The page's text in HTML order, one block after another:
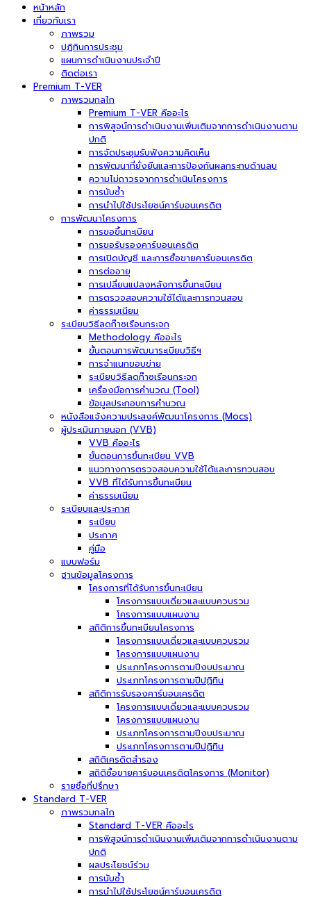
หน้าหลัก
เกี่ยวกับเรา
ภาพรวม
ปฏิทินการประชุม
แผนการดำเนินงานประจำปี
ติดต่อเรา
Premium T-VER
ภาพรวมกลไก
Premium T-VER คืออะไร
การพิสูจน์การดำเนินงานเพิ่มเติมจากการดำเนินงานตาม
ปกติ
การจัดประชุมรับฟังความคิดเห็น
การพัฒนาที่ยั่งยืนและการป้องกันผลกระทบด้านลบ
ความไม่ถาวรจากการดำเนินโครงการ
การนับซ้ำ
การนำไปใช้ประโยชน์คาร์บอนเครดิต
การพัฒนาโครงการ
การขอขึ้นทะเบียน
การขอรับรองคาร์บอนเครดิต
การเปิดบัญชี และการซื้อขายคาร์บอนเครดิต
การต่ออายุ
การเปลี่ยนแปลงหลังการขึ้นทะเบียน
การตรวจสอบความใช้ได้และการทวนสอบ
ค่าธรรมเนียม
ระเบียบวิธีลดก๊าซเรือนกระจก
Methodology คืออะไร
ขั้นตอนการพัฒนาระเบียบวิธีฯ
การจำแนกขอบข่าย
ระเบียบวิธีลดก๊าซเรือนกระจก
เครื่องมือการคำนวณ (Tool)
ข้อมูลประกอบการคำนวณ
หนังสือแจ้งความประสงค์พัฒนาโครงการ (Mocs)
ผู้ประเมินภายนอก (VVB)
VVB คืออะไร
ขั้นตอนการขึ้นทะเบียน VVB
แนวทางการตรวจสอบความใช้ได้และการทวนสอบ
VVB ที่ได้รับการขึ้นทะเบียน
ค่าธรรมเนียม
ระเบียบและประกาศ
ระเบียบ
ประกาศ
คู่มือ
แบบฟอร์ม
ฐานข้อมูลโครงการ
โครงการที่ได้รับการขึ้นทะเบียน
โครงการแบบเดี่ยวและแบบควบรวม
โครงการแบบแผนงาน
สถิติการขึ้นทะเบียนโครงการ
โครงการแบบเดี่ยวและแบบควบรวม
โครงการแบบแผนงาน
ประเภทโครงการตามปีงบประมาณ
ประเภทโครงการตามปีปฏิทิน
สถิติการรับรองคาร์บอนเครดิต
โครงการแบบเดี่ยวและแบบควบรวม
โครงการแบบแผนงาน
ประเภทโครงการตามปีงบประมาณ
ประเภทโครงการตามปีปฏิทิน
สถิติเครดิตสำรอง
สถิติซื้อขายคาร์บอนเครดิตโครงการ (Monitor)
รายชื่อที่ปรึกษา
Standard T-VER
ภาพรวมกลไก
Standard T-VER คืออะไร
การพิสูจน์การดำเนินงานเพิ่มเติมจากการดำเนินงานตาม
ปกติ
ผลประโยชน์ร่วม
การนับซ้ำ
การนำไปใช้ประโยชน์คาร์บอนเครดิต